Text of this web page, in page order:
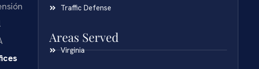
Traffic Defense
Areas Served
Virginia